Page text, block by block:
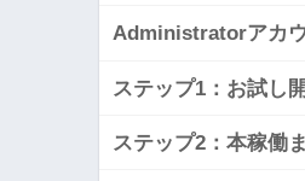
Administratorアカ
ステップ1：お試し
ステップ2：本稼働